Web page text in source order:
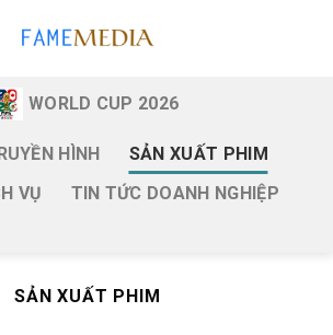
WORLD CUP 2026
HÌNH
SẢN XUẤT PHIM
VỤ
TIN TỨC DOANH NGHIỆP
SẢN XUẤT PHIM